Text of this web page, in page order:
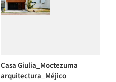
Casa Giulia_Moctezuma
arquitectura_Méjico